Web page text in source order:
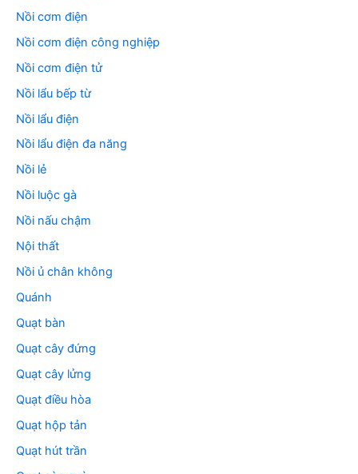
Nồi cơm điện
Nồi cơm điện công nghiệp
Nồi cơm điện tử
Nồi lẩu bếp từ
Nồi lẩu điện
Nồi lẩu điện đa năng
Nồi lẻ
Nồi luộc gà
Nồi nấu chậm
Nội thất
Nồi ủ chân không
Quánh
Quạt bàn
Quạt cây đứng
Quạt cây lửng
Quạt điều hòa
Quạt hộp tản
Quạt hút trần